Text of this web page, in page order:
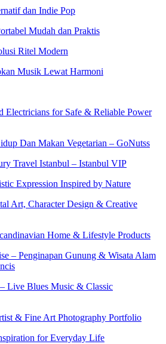
dan Indie Pop
Mudah dan Praktis
Ritel Modern
Musik Lewat Harmoni
Electricians for Safe & Reliable Power
Dan Makan Vegetarian – GoNutss
Travel Istanbul – Istanbul VIP
Expression Inspired by Nature
Art, Character Design & Creative
Home & Lifestyle Products
– Penginapan Gunung & Wisata Alam
Live Blues Music & Classic
& Fine Art Photography Portfolio
for Everyday Life